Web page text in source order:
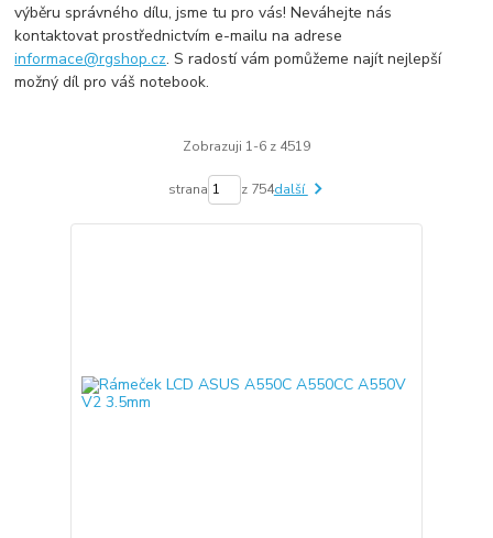
výběru správného dílu, jsme tu pro vás! Neváhejte nás
kontaktovat prostřednictvím e-mailu na adrese
informace@rgshop.cz. S radostí vám pomůžeme najít nejlepší
možný díl pro váš notebook.
Zobrazuji 1-6 z 4519
strana z 754další